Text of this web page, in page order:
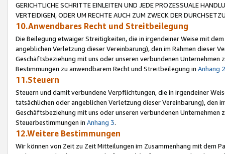
GERICHTLICHE SCHRITTE EINLEITEN UND JEDE PROZESSUALE
VERTEIDIGEN, ODER UM RECHTE AUCH ZUM ZWECK DER
10.Anwendbares Recht und Streitbeilegung
Die Beilegung etwaiger Streitigkeiten, die in irgendeiner Weise mit
angeblichen Verletzung dieser Vereinbarung), den im Rahmen dieser
Geschäftsbeziehung mit uns oder unseren verbundenen
Bestimmungen zu anwendbarem Recht und Streitbeilegung in Anhang 2
11.Steuern
Steuern und damit verbundene Verpflichtungen, die in irgendeiner
tatsächlichen oder angeblichen Verletzung dieser Vereinbarung), den
Geschäftsbeziehung mit uns oder unseren verbundenen
Steuerbestimmungen in Anhang 3.
12.Weitere Bestimmungen
Wir können von Zeit zu Zeit Mitteilungen im Zusammenhang mit dem